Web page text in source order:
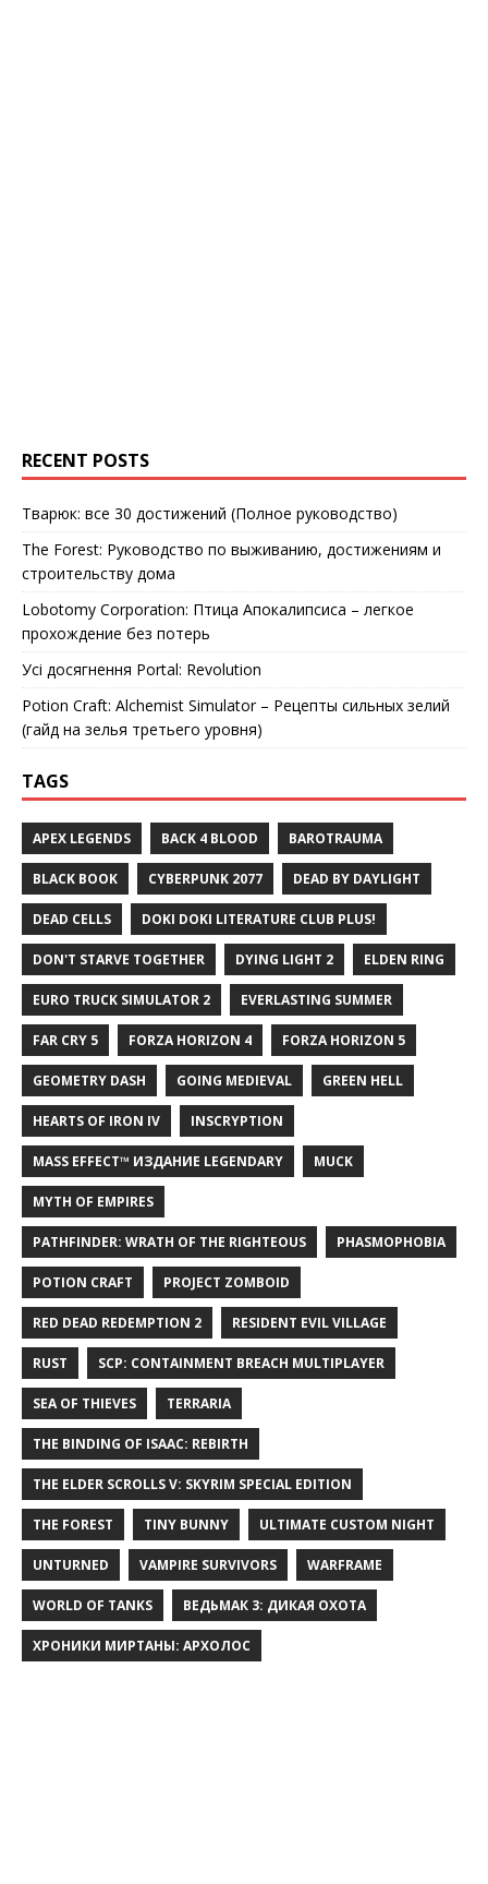
RECENT POSTS
Тварюк: все 30 достижений (Полное руководство)
The Forest: Руководство по выживанию, достижениям и
строительству дома
Lobotomy Corporation: Птица Апокалипсиса – легкое
прохождение без потерь
Усі досягнення Portal: Revolution
Potion Craft: Alchemist Simulator – Рецепты сильных зелий
(гайд на зелья третьего уровня)
TAGS
APEX LEGENDS BACK 4 BLOOD BAROTRAUMA
BLACK BOOK CYBERPUNK 2077 DEAD BY DAYLIGHT
DEAD CELLS DOKI DOKI LITERATURE CLUB PLUS!
DON'T STARVE TOGETHER DYING LIGHT 2 ELDEN RING
EURO TRUCK SIMULATOR 2 EVERLASTING SUMMER
FAR CRY 5 FORZA HORIZON 4 FORZA HORIZON 5
GEOMETRY DASH GOING MEDIEVAL GREEN HELL
HEARTS OF IRON IV INSCRYPTION
MASS EFFECT™ ИЗДАНИЕ LEGENDARY MUCK
MYTH OF EMPIRES
PATHFINDER: WRATH OF THE RIGHTEOUS PHASMOPHOBIA
POTION CRAFT PROJECT ZOMBOID
RED DEAD REDEMPTION 2 RESIDENT EVIL VILLAGE
RUST SCP: CONTAINMENT BREACH MULTIPLAYER
SEA OF THIEVES TERRARIA
THE BINDING OF ISAAC: REBIRTH
THE ELDER SCROLLS V: SKYRIM SPECIAL EDITION
THE FOREST TINY BUNNY ULTIMATE CUSTOM NIGHT
UNTURNED VAMPIRE SURVIVORS WARFRAME
WORLD OF TANKS ВЕДЬМАК 3: ДИКАЯ ОХОТА
ХРОНИКИ МИРТАНЫ: АРХОЛОС